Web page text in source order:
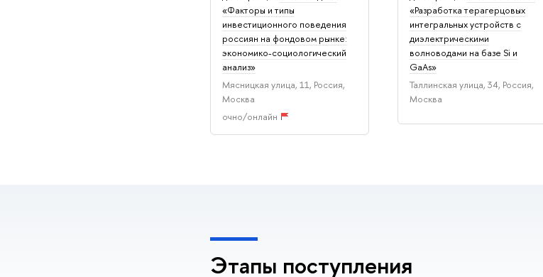
«Факторы и типы
инвестиционного поведения
россиян на фондовом рынке:
экономико-социологический
анализ»
Мясницкая улица, 11, Россия,
Москва
очно/онлайн
«Разработка терагерцовых
интегральных устройств с
диэлектрическими
волноводами на базе Si и
GaAs»
Таллинская улица, 34, Россия,
Москва
Этапы поступления